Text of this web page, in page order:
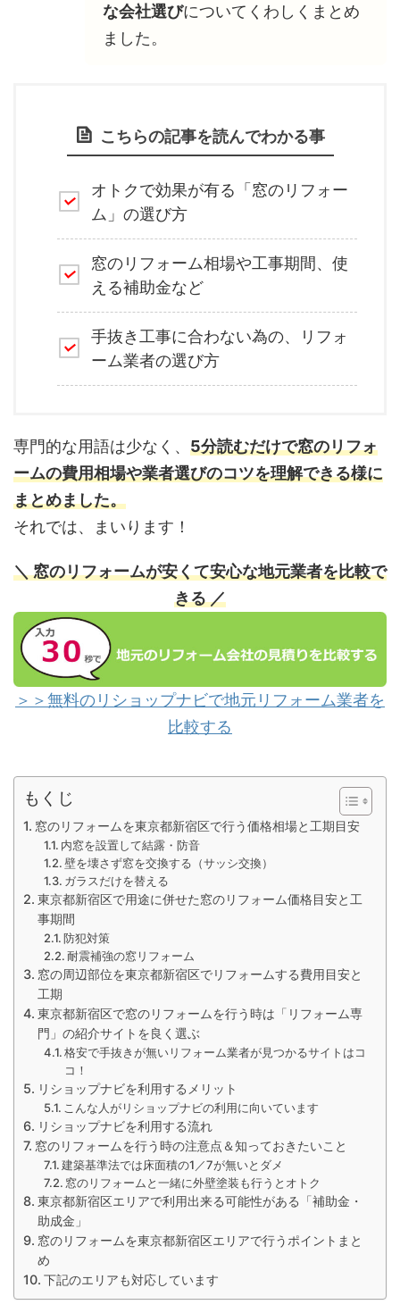
な会社選びについてくわしくまとめ
ました。
こちらの記事を読んでわかる事
オトクで効果が有る「窓のリフォー
ム」の選び方
窓のリフォーム相場や工事期間、使
える補助金など
手抜き工事に合わない為の、リフォ
ーム業者の選び方
専門的な用語は少なく、 5分読むだけで窓のリフォ
ームの費用相場や業者選びのコツを理解できる様に
まとめました。
それでは、まいります！
＼ 窓のリフォームが安くて安心な地元業者を比較で
きる ／
＞＞無料のリショップナビで地元リフォーム業者を
比較する
もくじ
窓のリフォームを東京都新宿区で行う価格相場と工期目安
内窓を設置して結露・防音
壁を壊さず窓を交換する（サッシ交換）
ガラスだけを替える
東京都新宿区で用途に併せた窓のリフォーム価格目安と工
事期間
防犯対策
耐震補強の窓リフォーム
窓の周辺部位を東京都新宿区でリフォームする費用目安と
工期
東京都新宿区で窓のリフォームを行う時は「リフォーム専
門」の紹介サイトを良く選ぶ
格安で手抜きが無いリフォーム業者が見つかるサイトはコ
コ！
リショップナビを利用するメリット
こんな人がリショップナビの利用に向いています
リショップナビを利用する流れ
窓のリフォームを行う時の注意点＆知っておきたいこと
建築基準法では床面積の1／7が無いとダメ
窓のリフォームと一緒に外壁塗装も行うとオトク
東京都新宿区エリアで利用出来る可能性がある「補助金・
助成金」
窓のリフォームを東京都新宿区エリアで行うポイントまと
め
下記のエリアも対応しています